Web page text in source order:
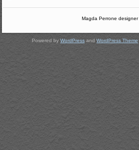
Magda Perrone designer
Powered by WordPress and WordPress Theme